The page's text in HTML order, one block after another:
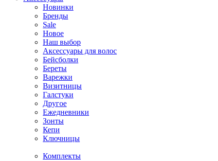
Новинки
Бренды
Sale
Новое
Наш выбор
Аксессуары для волос
Бейсболки
Береты
Варежки
Визитницы
Галстуки
Другое
Ежедневники
Зонты
Кепи
Ключницы
Комплекты